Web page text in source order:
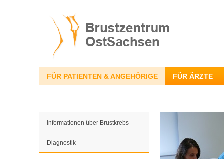
FÜR PATIENTEN & ANGEHÖRIGE FÜR ÄRZTE
Informationen über Brustkrebs
Diagnostik